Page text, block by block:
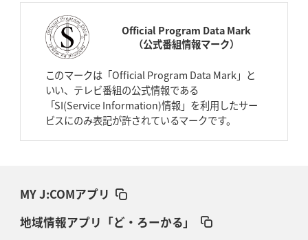
Official Program Data Mark
（公式番組情報マーク）
このマークは「Official Program Data Mark」と
いい、テレビ番組の公式情報である
「SI(Service Information)情報」を利用したサー
ビスにのみ表記が許されているマークです。
MY J:COMアプリ
地域情報アプリ「ど・ろーかる」